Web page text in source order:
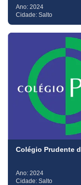
Ano: 2024
Cidade: Salto
Colégio Prudente
Ano: 2024
Cidade: Salto